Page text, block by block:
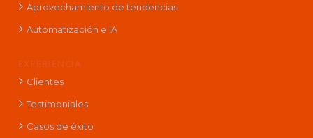
Aprovechamiento de tendencias
Automatización e IA
EXPERIENCIA
Clientes
Testimoniales
Casos de éxito